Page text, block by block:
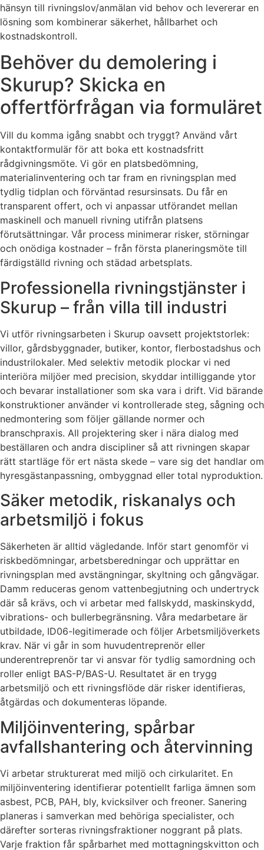
hänsyn till rivningslov/anmälan vid behov och levererar en
lösning som kombinerar säkerhet, hållbarhet och
kostnadskontroll.
Behöver du demolering i
Skurup? Skicka en
offertförfrågan via formuläret
Vill du komma igång snabbt och tryggt? Använd vårt
kontaktformulär för att boka ett kostnadsfritt
rådgivningsmöte. Vi gör en platsbedömning,
materialinventering och tar fram en rivningsplan med
tydlig tidplan och förväntad resursinsats. Du får en
transparent offert, och vi anpassar utförandet mellan
maskinell och manuell rivning utifrån platsens
förutsättningar. Vår process minimerar risker, störningar
och onödiga kostnader – från första planeringsmöte till
färdigställd rivning och städad arbetsplats.
Professionella rivningstjänster i
Skurup – från villa till industri
Vi utför rivningsarbeten i Skurup oavsett projektstorlek:
villor, gårdsbyggnader, butiker, kontor, flerbostadshus och
industrilokaler. Med selektiv metodik plockar vi ned
interiöra miljöer med precision, skyddar intilliggande ytor
och bevarar installationer som ska vara i drift. Vid bärande
konstruktioner använder vi kontrollerade steg, sågning och
nedmontering som följer gällande normer och
branschpraxis. All projektering sker i nära dialog med
beställaren och andra discipliner så att rivningen skapar
rätt startläge för ert nästa skede – vare sig det handlar om
hyresgästanpassning, ombyggnad eller total nyproduktion.
Säker metodik, riskanalys och
arbetsmiljö i fokus
Säkerheten är alltid vägledande. Inför start genomför vi
riskbedömningar, arbetsberedningar och upprättar en
rivningsplan med avstängningar, skyltning och gångvägar.
Damm reduceras genom vattenbegjutning och undertryck
där så krävs, och vi arbetar med fallskydd, maskinskydd,
vibrations- och bullerbegränsning. Våra medarbetare är
utbildade, ID06-legitimerade och följer Arbetsmiljöverkets
krav. När vi går in som huvudentreprenör eller
underentreprenör tar vi ansvar för tydlig samordning och
roller enligt BAS-P/BAS-U. Resultatet är en trygg
arbetsmiljö och ett rivningsflöde där risker identifieras,
åtgärdas och dokumenteras löpande.
Miljöinventering, spårbar
avfallshantering och återvinning
Vi arbetar strukturerat med miljö och cirkularitet. En
miljöinventering identifierar potentiellt farliga ämnen som
asbest, PCB, PAH, bly, kvicksilver och freoner. Sanering
planeras i samverkan med behöriga specialister, och
därefter sorteras rivningsfraktioner noggrant på plats.
Varje fraktion får spårbarhet med mottagningskvitton och